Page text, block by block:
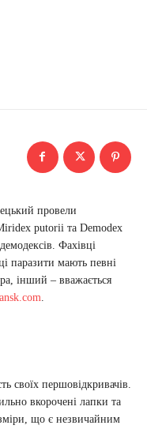
провели
putorii та Demodex
Фахівці
паразити мають певні
інший – вважається
своїх першовідкривачів.
вкорочені лапки та
що є незвичайним